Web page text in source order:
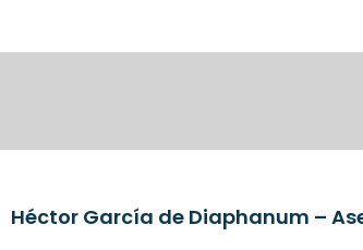
Héctor García de Diaphanum –